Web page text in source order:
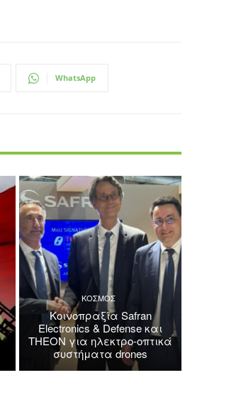
WhatsApp
ΚΟΣΜΟΣ
Κοινοπραξία Safran
Electronics & Defense και
THEON για ηλεκτρο-οπτικά
συστήματα drones